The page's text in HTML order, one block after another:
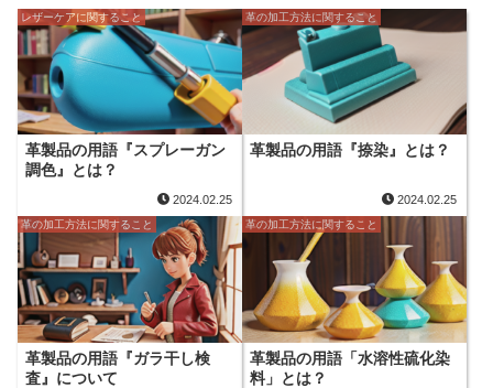
レザーケアに関すること
革製品の用語『スプレーガン
調色』とは？
2024.02.25
革の加工方法に関すること
革製品の用語『捺染』とは？
2024.02.25
革の加工方法に関すること
革製品の用語『ガラ干し検
査』について
革の加工方法に関すること
革製品の用語「水溶性硫化染
料」とは？